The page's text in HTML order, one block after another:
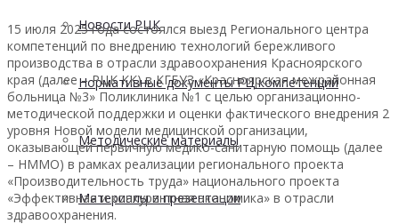
Новости РЦК
Нормативные документы РЦ компетенций
Методические материалы
Материалы и презентации
15 июля 2025 года состоялся выезд Регионального центра
компетенций по внедрению технологий бережливого
производства в отрасли здравоохранения Красноярского
края (далее – РЦК КК) в КГБУЗ «Красноярская межрайонная
больница №3» Поликлиника №1 с целью организационно-
методической поддержки и оценки фактического внедрения 2
уровня Новой модели медицинской организации,
оказывающей первичную медико-санитарную помощь (далее
– НММО) в рамках реализации регионального проекта
«Производительность труда» национального проекта
«Эффективная и конкурентная экономика» в отрасли
здравоохранения.